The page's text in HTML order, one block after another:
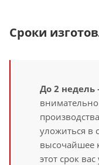
Сроки
До 2 недель
уложиться в
высочайшее
этот срок вас